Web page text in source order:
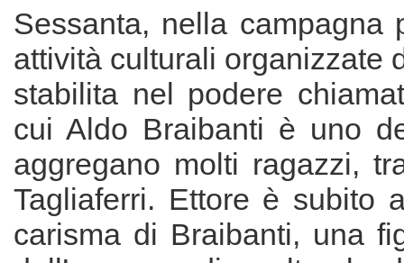
Sessanta, nella campagna
attività culturali organizzate
stabilita nel podere
cui Aldo Braibanti è uno
aggregano molti ragazzi,
Tagliaferri. Ettore è subito
carisma di Braibanti, una